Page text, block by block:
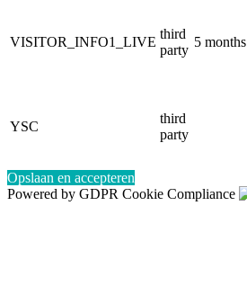
VISITOR_INFO1_LIVE
third
party
5 months
YSC
third
party
Opslaan en accepteren
Powered by GDPR Cookie Compliance